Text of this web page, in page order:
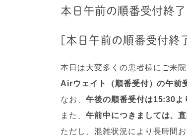
本日午前の順番受付終
[本日午前の順番受付終
本日は大変多くの患者様にご来
Airウェイト（順番受付）の午前
なお、 午後の順番受付は15:30よ
また、 午前中につきましては、
ただし、混雑状況により長時間